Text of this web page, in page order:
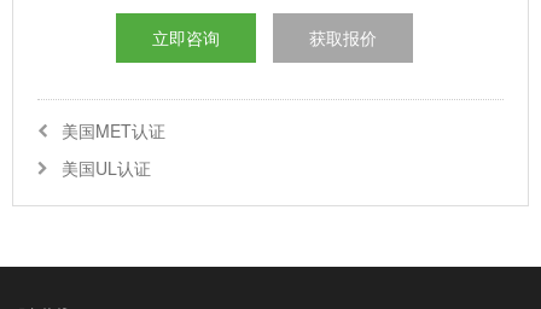
立即咨询 获取报价
美国MET认证
美国UL认证